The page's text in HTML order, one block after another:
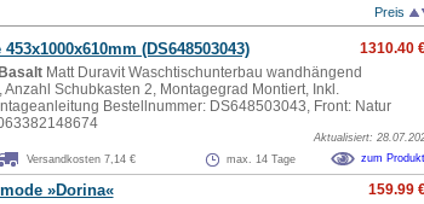
Preis
(DS648503043) 1310.40
Matt Duravit Waschtischunterbau wandhängend
Schubkasten 2, Montagegrad Montiert, Inkl.
Bestellnummer: DS648503043, Front: Natur
Aktualisiert:
Versandkosten 7,14 € max. 14 Tage zum Produkt
»Dorina« 159.99